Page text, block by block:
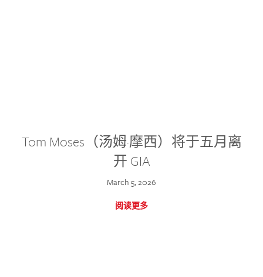
Tom Moses（汤姆·摩西）将于五月离
开 GIA
March 5, 2026
阅读更多